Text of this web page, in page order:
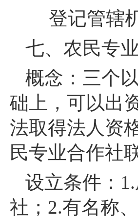
登记管辖
七、 农民专
概念： 三个
础上，可以出
法取得法人资
民专业合作社
设立条件：
社；2.有名称